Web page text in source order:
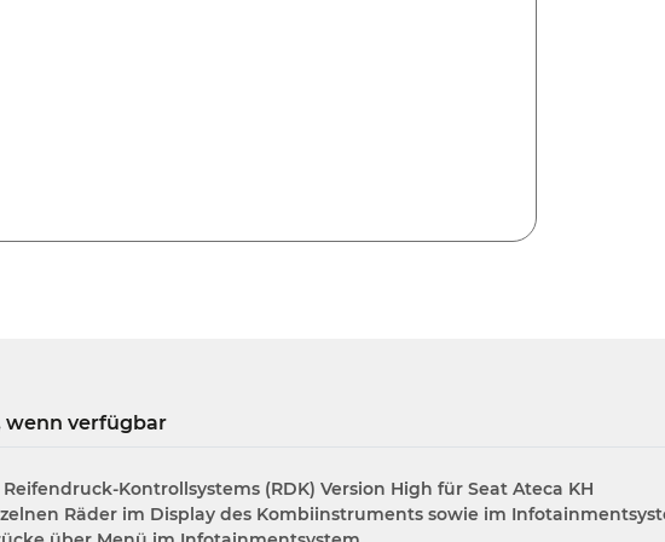
wenn verfügbar
Kontrollsystems (RDK) Version High für Seat Ateca KH
Räder im Display des Kombiinstruments sowie im